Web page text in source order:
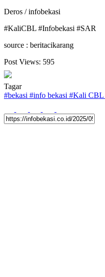
Deros / infobekasi
#KaliCBL #Infobekasi #SAR
source : beritacikarang
Post Views: 595
Tagar
#bekasi #info bekasi #Kali CBL